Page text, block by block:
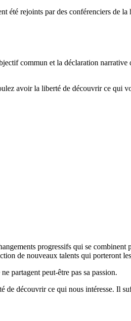
été rejoints par des conférenciers de
commun et la déclaration
avoir la liberté de découvrir ce qui
progressifs qui se
de nouveaux talents qui porteront
partagent peut-être pas sa passion.
découvrir ce qui nous intéresse. Il